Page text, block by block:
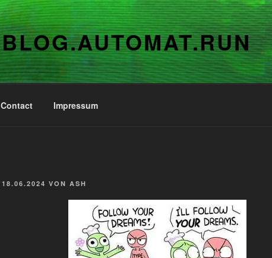
BLOG.AUTOMAT.RUN
Contact Impressum
VERÖFFENTLICHT
18.06.2024 VON ASH